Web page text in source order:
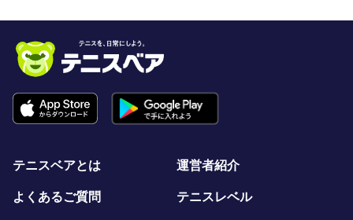
テニスベアとは 運営者紹介
よくあるご質問 テニスレベル